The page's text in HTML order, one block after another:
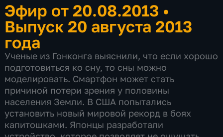
Эфир от 20.08.2013 •
Выпуск 20 августа 2013
года
Ученые из Гонконга выяснили, что если хорошо
подготовиться ко сну, то сны можно
моделировать. Смартфон может стать
причиной потери зрения у половины
населения Земли. В США попытались
установить новый мировой рекорд в боях
капитошками. Японцы разработали